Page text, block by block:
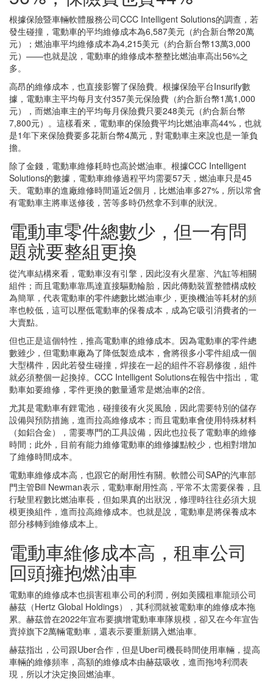
根據保險暨車輛軟體服務公司CCC Intelligent Solutions的調查，若
發生碰撞，電動車的平均維修成本為6,587美元（約合新台幣20萬
元）；燃油車平均維修成本為4,215美元（約合新台幣13萬3,000
元）——也就是說，電動車的維修成本整整比燃油車高出56%之
多。
高昂的維修成本，也直接影響了保險費。根據保險平台Insurify數
據，電動車主平均每月支付357美元保險費（約合新台幣1萬1,000
元），而燃油車主的平均每月保險費只要248美元（約合新台幣
7,800元）。這樣看來，電動車的保險費平均比燃油車高44%，也就
是1年下來保險費要多花新台幣4萬元，對電動車主來說也是一筆負
擔。
除了金錢，電動車維修耗時也高於燃油車。根據CCC Intelligent
Solutions的數據，電動車維修過程平均需要57天，燃油車只是45
天。電動車的進廠維修時間逼近2個月，比燃油車多27%，所以常會
有電動車主將車送修後，苦等多時仍然拿不到車的狀況。
電動車零件總數少，但一有問
題就要整組更換
從汽車結構來看，電動車沒有引擎，因此沒有火星塞、汽缸等相關
組件；而且電動車靠馬達直接驅動輪胎，因此傳動裝置整體構成較
為簡單，代表電動車的零件總數比燃油車少，更換機油等耗材的頻
率也較低，這可以壓低電動車的保養成本，成為它吸引消費者的一
大賣點。
但也正是這個特性，推高電動車的維修成本。因為電動車的零件總
數雖少，但電動車廠為了降低製造成本，會將很多小零件組成一個
大型構件，因此若發生碰撞，焊接在一起的組件不容易修復，組件
就必須整個一起換掉。CCC Intelligent Solutions在報告中指出，電
動車如要維修，零件更換的數量通常是燃油車的2倍。
尤其是電動車有鋰電池，碰撞後有火災風險，因此需要特別的儲存
設備與預防措施，進而拉高維修成本；而且電動車會使用特殊材料
（如鋁合金），需要專門的工具設備，因此也拉長了電動車的維修
時間；此外，目前有能力維修電動車的維修據點較少，也相對增加
了維修時間成本。
電動車維修成本高，也跟它的耐用性有關。軟體公司SAP的汽車部
門主管Bill Newman表示，電動車耐用性高，平常不太需要保養，且
行駛里程數比燃油車長，但如果真的出狀況，修理時往往必須大規
模更換組件，進而拉高維修成本。也就是說，電動車是將保養成本
部分移轉到維修成本上。
電動車維修成本高，租車公司
回頭擁抱燃油車
電動車的維修成本也損害租車公司的利潤，例如美國租車龍頭公司
赫茲（Hertz Global Holdings），其利潤就被電動車的維修成本拖
累。赫茲曾在2022年宣布要擴增電動車車隊規模，卻又在今年宣告
賣掉旗下2萬輛電動車，還表示要重新購入燃油車。
赫茲指出，公司跟Uber合作，但是Uber司機長時間使用車輛，提高
車輛的維修頻率，高額的維修成本由赫茲吸收，進而拖垮利潤表
現，所以才決定換回燃油車。